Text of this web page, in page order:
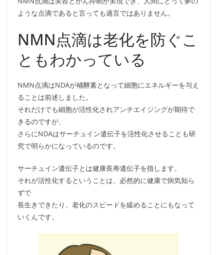
ような点滴であると言っても過言ではありません。
NMN点滴は老化を防ぐこ
ともわかっている
NMN点滴はNDAが補酵素となって細胞にエネルギーを与え
ることは前述しました。
それだけでも細胞が活性化されアンチエイジングが期待で
きるのですが、
さらにNDAはサーチュイン遺伝子を活性化させることも研
究で明らかになっているのです。
サーチュイン遺伝子とは健康長寿遺伝子を指します。
それが活性化するということは、必然的に健康で病気知ら
ずで
長生きできたり、老化のスピードを緩めることにもなって
いくんです。